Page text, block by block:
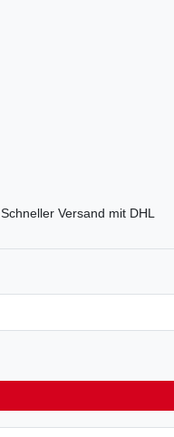
Schneller Versand mit DHL